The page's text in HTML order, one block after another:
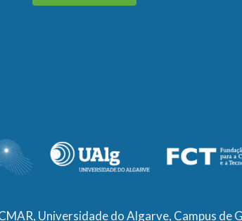
Universidade do Algarve, Campus de